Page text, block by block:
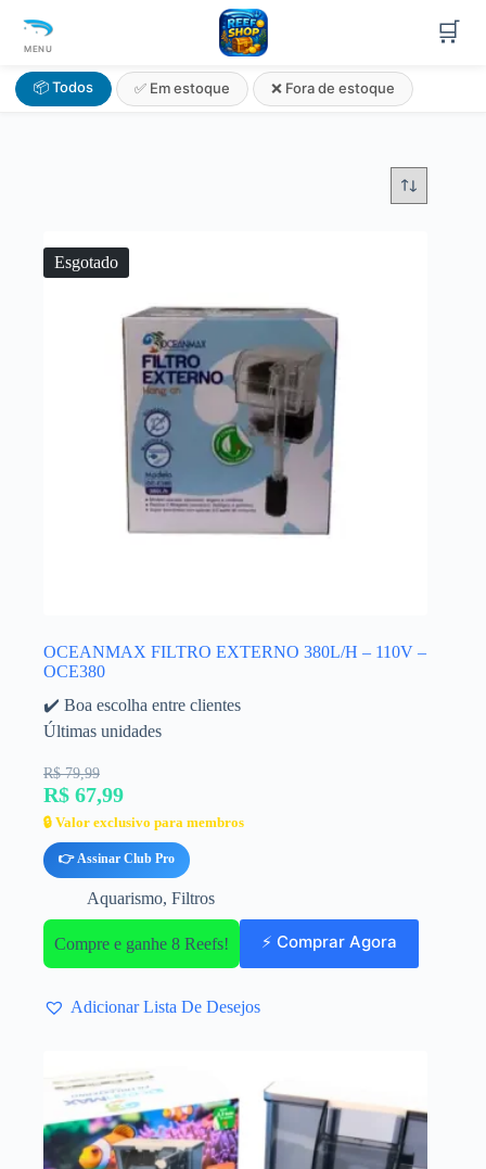
MENU
🛒
📦 Todos ✅ Em estoque ❌ Fora de estoque
Esgotado
OCEANMAX FILTRO EXTERNO 380L/H – 110V –
OCE380
✔️ Boa escolha entre clientes
Últimas unidades
R$ 79,99
R$ 67,99
🔒 Valor exclusivo para membros
👉 Assinar Club Pro
Aquarismo, Filtros
Compre e ganhe 8 Reefs! ⚡ Comprar Agora
Adicionar Lista De Desejos